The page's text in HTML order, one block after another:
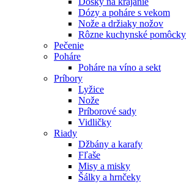
Dózy a poháre s vekom
Nože a držiaky nožov
Rôzne kuchynské pomôcky
Pečenie
Poháre
Poháre na víno a sekt
Príbory
Lyžice
Nože
Príborové sady
Vidličky
Riady
Džbány a karafy
Fľaše
Misy a misky
Šálky a hrnčeky